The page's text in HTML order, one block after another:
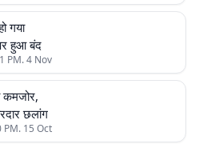
गया
हुआ बंद
PM. 4 Nov
कमजोर,
छलांग
PM. 15 Oct